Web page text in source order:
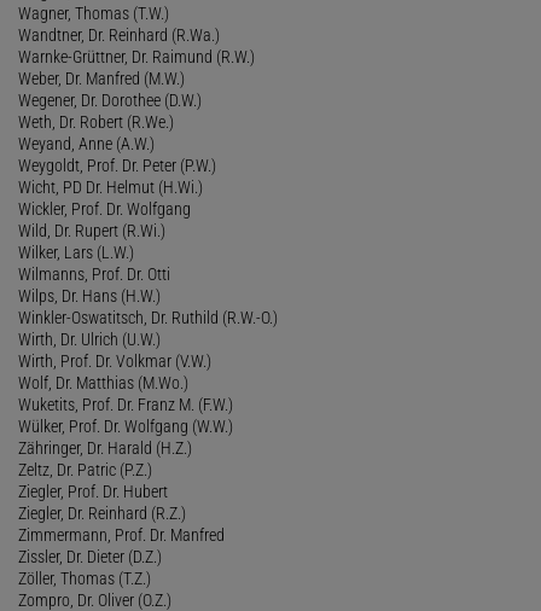
Wagner, Thomas (T.W.)
Wandtner, Dr. Reinhard (R.Wa.)
Warnke-Grüttner, Dr. Raimund (R.W.)
Weber, Dr. Manfred (M.W.)
Wegener, Dr. Dorothee (D.W.)
Weth, Dr. Robert (R.We.)
Weyand, Anne (A.W.)
Weygoldt, Prof. Dr. Peter (P.W.)
Wicht, PD Dr. Helmut (H.Wi.)
Wickler, Prof. Dr. Wolfgang
Wild, Dr. Rupert (R.Wi.)
Wilker, Lars (L.W.)
Wilmanns, Prof. Dr. Otti
Wilps, Dr. Hans (H.W.)
Winkler-Oswatitsch, Dr. Ruthild (R.W.-O.)
Wirth, Dr. Ulrich (U.W.)
Wirth, Prof. Dr. Volkmar (V.W.)
Wolf, Dr. Matthias (M.Wo.)
Wuketits, Prof. Dr. Franz M. (F.W.)
Wülker, Prof. Dr. Wolfgang (W.W.)
Zähringer, Dr. Harald (H.Z.)
Zeltz, Dr. Patric (P.Z.)
Ziegler, Prof. Dr. Hubert
Ziegler, Dr. Reinhard (R.Z.)
Zimmermann, Prof. Dr. Manfred
Zissler, Dr. Dieter (D.Z.)
Zöller, Thomas (T.Z.)
Zompro, Dr. Oliver (O.Z.)